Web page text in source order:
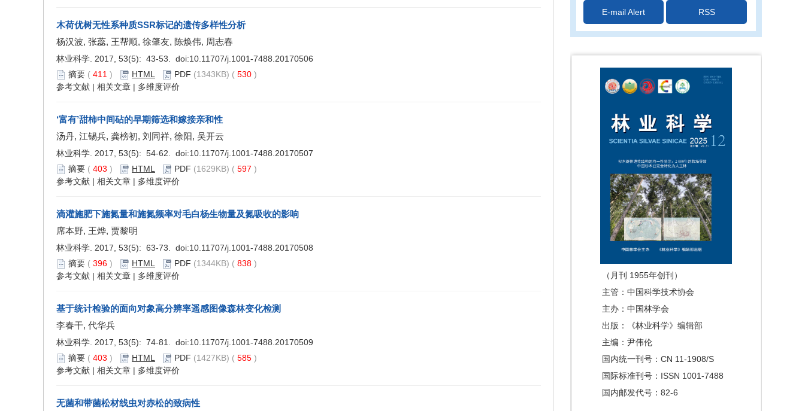
木荷优树无性系种质SSR标记的遗传多样性分析
杨汉波, 张蕊, 王帮顺, 徐肇友, 陈焕伟, 周志春
林业科学. 2017, 53(5): 43-53. doi:10.11707/j.1001-7488.20170506
摘要 ( 411 ) HTML PDF (1343KB) ( 530 )
参考文献 | 相关文章 | 多维度评价
‘富有’甜柿中间砧的早期筛选和嫁接亲和性
汤丹, 江锡兵, 龚榜初, 刘同祥, 徐阳, 吴开云
林业科学. 2017, 53(5): 54-62. doi:10.11707/j.1001-7488.20170507
摘要 ( 403 ) HTML PDF (1629KB) ( 597 )
参考文献 | 相关文章 | 多维度评价
滴灌施肥下施氮量和施氮频率对毛白杨生物量及氮吸收的影响
席本野, 王烨, 贾黎明
林业科学. 2017, 53(5): 63-73. doi:10.11707/j.1001-7488.20170508
摘要 ( 396 ) HTML PDF (1344KB) ( 838 )
参考文献 | 相关文章 | 多维度评价
基于统计检验的面向对象高分辨率遥感图像森林变化检测
李春干, 代华兵
林业科学. 2017, 53(5): 74-81. doi:10.11707/j.1001-7488.20170509
摘要 ( 403 ) HTML PDF (1427KB) ( 585 )
参考文献 | 相关文章 | 多维度评价
无菌和带菌松材线虫对赤松的致病性
颁发证书
E-mail Alert RSS
（月刊 1955年创刊）
主管：中国科学技术协会
主办：中国林学会
出版：《林业科学》编辑部
主编：尹伟伦
国内统一刊号：CN 11-1908/S
国际标准刊号：ISSN 1001-7488
国内邮发代号：82-6